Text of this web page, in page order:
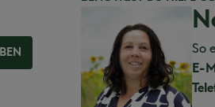
So
E-